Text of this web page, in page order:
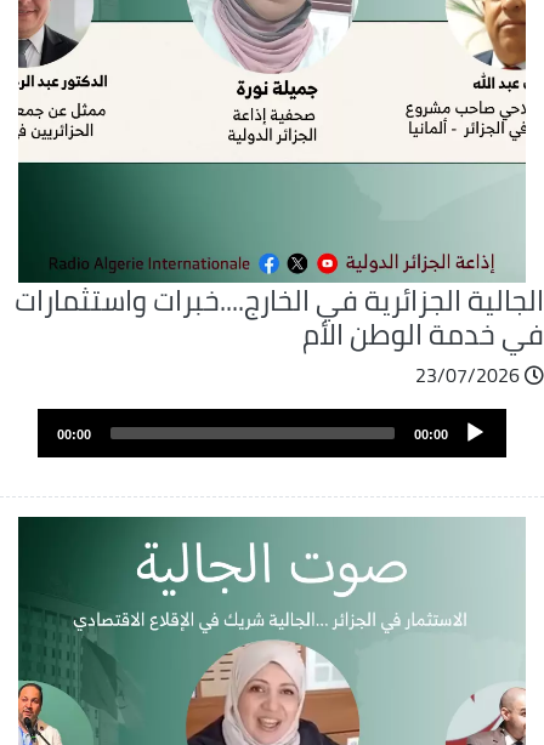
الجزائرية في الخارج....خبرات واستثمارات
خدمة الوطن الأم
23/07/2026
ملفAudio
Player
00:00
00:00